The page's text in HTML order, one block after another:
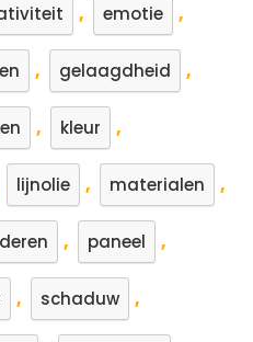
, emotie ,
, gelaagdheid ,
, kleur ,
lijnolie , materialen ,
, paneel ,
, schaduw ,